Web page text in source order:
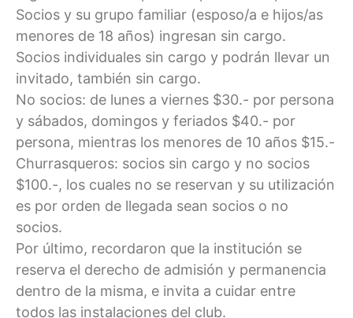
Socios y su grupo familiar (esposo/a e hijos/as
menores de 18 años) ingresan sin cargo.
Socios individuales sin cargo y podrán llevar un
invitado, también sin cargo.
No socios: de lunes a viernes $30.- por persona
y sábados, domingos y feriados $40.- por
persona, mientras los menores de 10 años $15.-
Churrasqueros: socios sin cargo y no socios
$100.-, los cuales no se reservan y su utilización
es por orden de llegada sean socios o no
socios.
Por último, recordaron que la institución se
reserva el derecho de admisión y permanencia
dentro de la misma, e invita a cuidar entre
todos las instalaciones del club.